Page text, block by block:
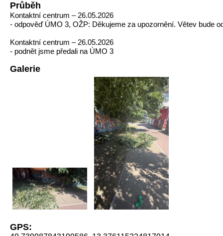
Průběh
Kontaktní centrum – 26.05.2026
- odpověď ÚMO 3, OŽP: Děkujeme za upozornění. Větev bude
Kontaktní centrum – 26.05.2026
- podnět jsme předali na ÚMO 3
Galerie
GPS: